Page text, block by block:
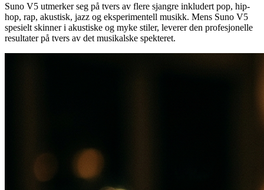
Suno V5 utmerker seg på tvers av flere sjangre inkludert pop, hip-
hop, rap, akustisk, jazz og eksperimentell musikk. Mens Suno V5
spesielt skinner i akustiske og myke stiler, leverer den profesjonelle
resultater på tvers av det musikalske spekteret.